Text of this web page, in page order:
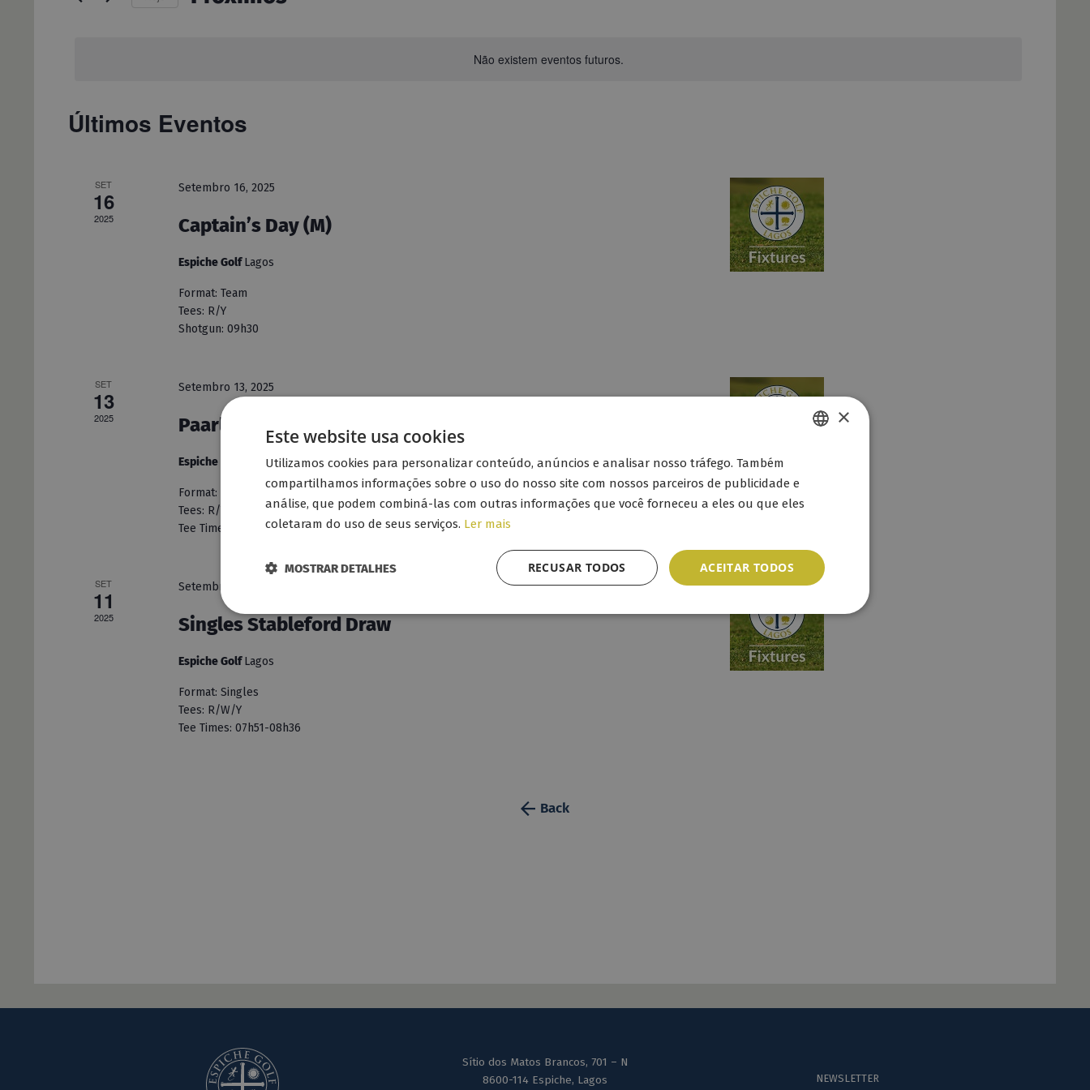
Não existem eventos futuros.
de
Eventos
Procure
chave.
Últimos Eventos
SET
16
2025
Setembro 16, 2025
Captain’s Day (M)
Espiche GolfLagos
Format: Team
Tees: R/Y
Shotgun: 09h30
SET
13
2025
Setembro 13, 2025
Paarls Pairs
Espiche Golf Lagos
Format: Pairs
Tees: R/Y
Tee Times: 07h51-09h39
SET
11
2025
Setembro 11, 2025
Singles Stableford Draw
Espiche GolfLagos
Format: Singles
Tees: R/W/Y
Tee Times: 07h51-08h36
Back
Sítio dos Matos Brancos, 701 – N
8600-114 Espiche, Lagos
NEWSLETTER
×
Este website usa cookies
Utilizamos cookies para personalizar conteúdo, anúncios e analisar nosso tráfego. Também
compartilhamos informações sobre o uso do nosso site com nossos parceiros de publicidade e
análise, que podem combiná-las com outras informações que você forneceu a eles ou que eles
coletaram do uso de seus serviços. Ler mais
ACEITAR TODOS
RECUSAR TODOS
MOSTRAR DETALHES